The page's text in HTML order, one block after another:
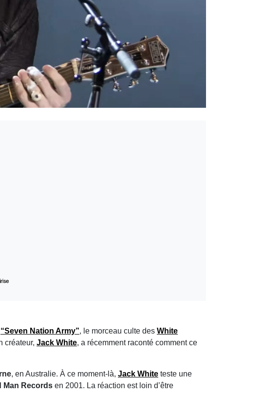
“Seven Nation Army”, le morceau culte des White
créateur, Jack White, a récemment raconté comment ce
, en Australie. À ce moment-là, Jack White teste une
Man Records en 2001. La réaction est loin d’être